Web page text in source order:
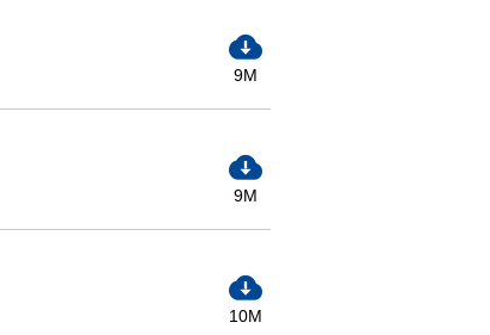
9M
9M
10M